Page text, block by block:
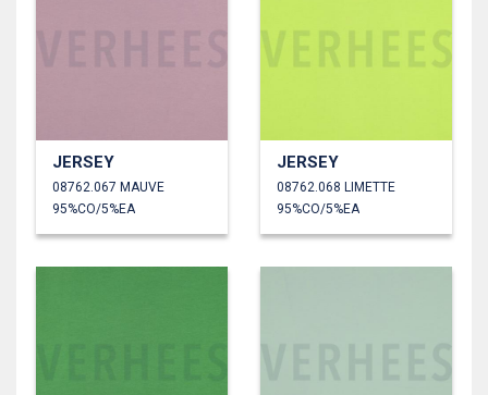
JERSEY
08762.067 MAUVE
95%CO/5%EA
JERSEY
08762.068 LIMETTE
95%CO/5%EA